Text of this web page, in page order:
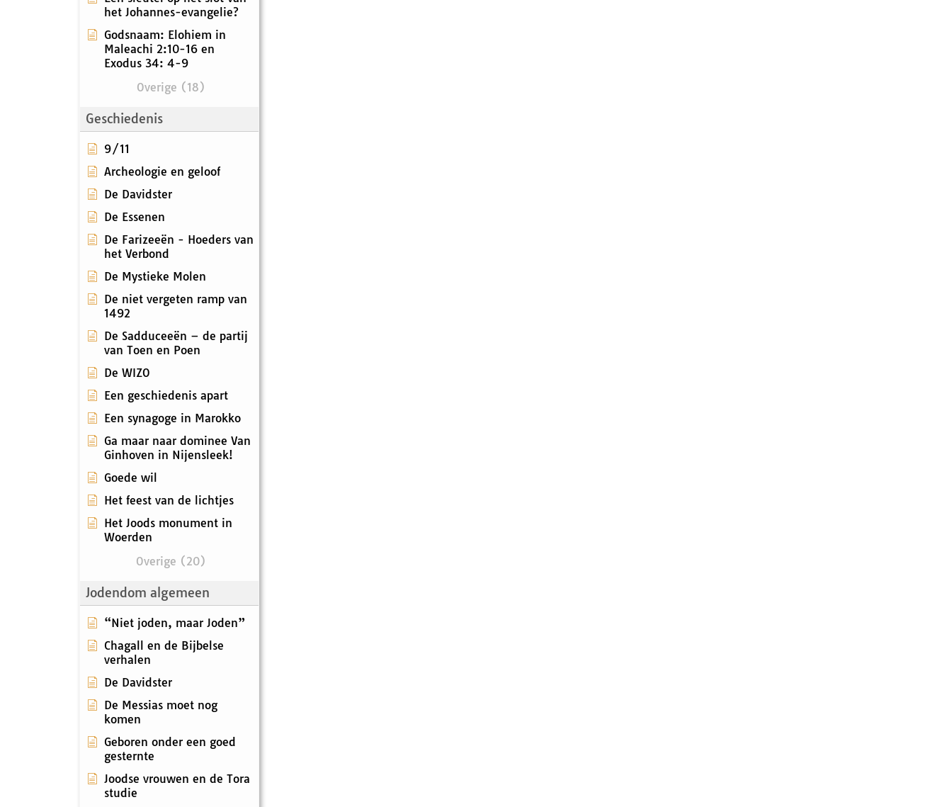
het Johannes-evangelie?
Godsnaam: Elohiem in
Maleachi 2:10-16 en
Exodus 34: 4-9
Overige (18)
Geschiedenis
9/11
Archeologie en geloof
De Davidster
De Essenen
De Farizeeën - Hoeders van
het Verbond
De Mystieke Molen
De niet vergeten ramp van
1492
De Sadduceeën – de partij
van Toen en Poen
De WIZO
Een geschiedenis apart
Een synagoge in Marokko
Ga maar naar dominee Van
Ginhoven in Nijensleek!
Goede wil
Het feest van de lichtjes
Het Joods monument in
Woerden
Overige (20)
Jodendom algemeen
“Niet joden, maar Joden”
Chagall en de Bijbelse
verhalen
De Davidster
De Messias moet nog
komen
Geboren onder een goed
gesternte
Joodse vrouwen en de Tora
studie